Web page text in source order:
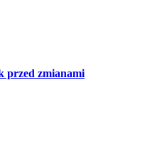
przed zmianami